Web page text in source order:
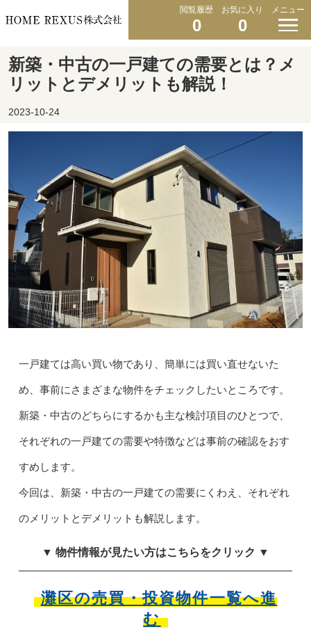
閲覧履歴
0
お気に入り
0
メニュー
新築・中古の一戸建ての需要とは？メ
リットとデメリットも解説！
2023-10-24
一戸建ては高い買い物であり、簡単には買い直せないた
め、事前にさまざまな物件をチェックしたいところです。
新築・中古のどちらにするかも主な検討項目のひとつで、
それぞれの一戸建ての需要や特徴などは事前の確認をおす
すめします。
今回は、新築・中古の一戸建ての需要にくわえ、それぞれ
のメリットとデメリットも解説します。
▼ 物件情報が見たい方はこちらをクリック ▼
灘区の売買・投資物件一覧へ進
む